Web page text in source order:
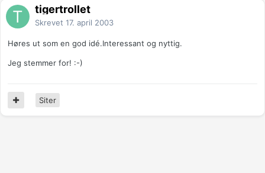
tigertrollet
Skrevet 17. april 2003
Høres ut som en god idé.Interessant og nyttig.
Jeg stemmer for! :-)
Siter